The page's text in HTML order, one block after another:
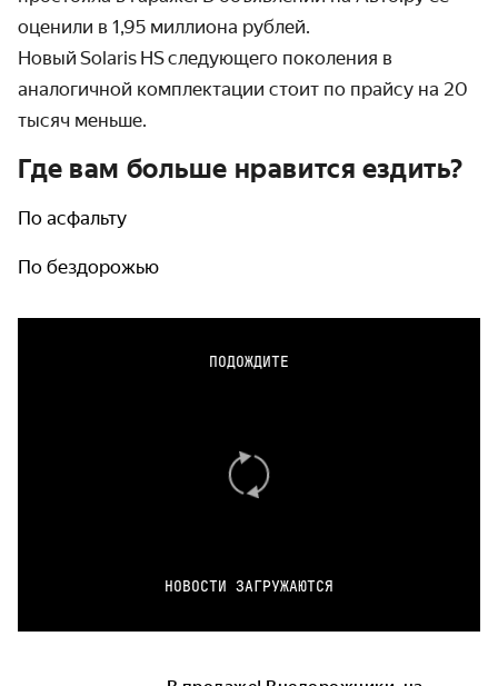
оценили в 1,95 миллиона рублей.
Новый Solaris HSследующего поколения в
аналогичной комплектации стоит по прайсу на 20
тысяч меньше.
Где вам больше нравится ездить?
По асфальту
По бездорожью
ПОДОЖДИТЕ
НОВОСТИ ЗАГРУЖАЮТСЯ